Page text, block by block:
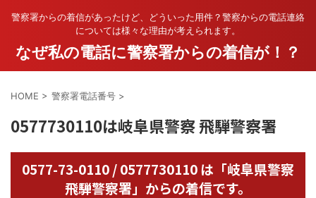
警察署からの着信があったけど、どういった用件？警察からの電話連絡
については様々な理由が考えられます。
なぜ私の電話に警察署からの着信が！？
HOME > 警察署電話番号 >
0577730110は岐阜県警察 飛騨警察署
0577-73-0110 / 0577730110 は「岐阜県警察
飛騨警察署」からの着信です。